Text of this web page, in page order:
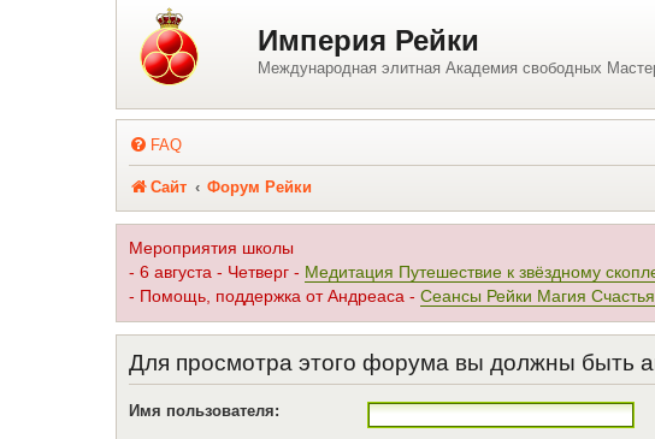
Регистрация Империя Рейки
Международная элитная Академия свободных
FAQ
Сайт Форум Рейки
Мероприятия школы
- 6 августа - Четверг - Медитация Путешествие к звёздному
- Помощь, поддержка от Андреаса - Сеансы Рейки Магия
Для просмотра этого форума вы должны быть
Имя пользователя: